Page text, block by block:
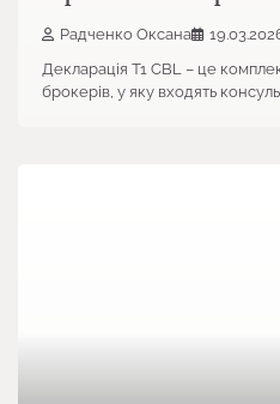
Радченко Оксана
Декларація T1 CBL – це
брокерів, у яку входять